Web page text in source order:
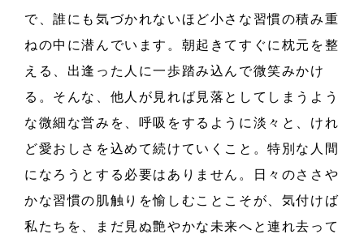
で、誰にも気づかれないほど小さな習慣の積み重
ねの中に潜んでいます。朝起きてすぐに枕元を整
える、出逢った人に一歩踏み込んで微笑みかけ
る。そんな、他人が見れば見落としてしまうよう
な微細な営みを、呼吸をするように淡々と、けれ
ど愛おしさを込めて続けていくこと。特別な人間
になろうとする必要はありません。日々のささや
かな習慣の肌触りを愉しむことこそが、気付けば
私たちを、まだ見ぬ艶やかな未来へと連れ去って